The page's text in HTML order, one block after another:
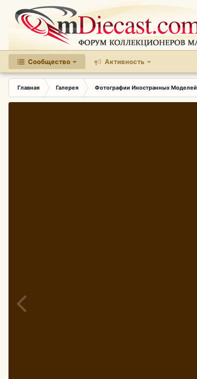
Сообщество Активность
Главная Галерея Фотографии Иностранных Моделей